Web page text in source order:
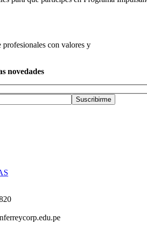
con valores y
novedades